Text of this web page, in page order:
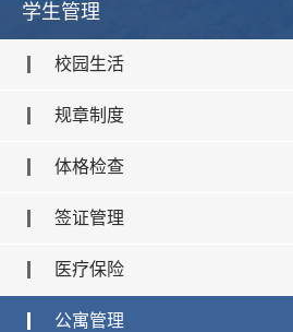
学生管理
校园生活
规章制度
体格检查
签证管理
医疗保险
公寓管理